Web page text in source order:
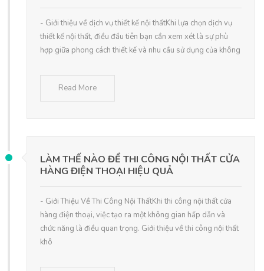
- Giới thiệu về dịch vụ thiết kế nội thấtKhi lựa chọn dịch vụ
thiết kế nội thất, điều đầu tiên bạn cần xem xét là sự phù
hợp giữa phong cách thiết kế và nhu cầu sử dụng của không
Read More
LÀM THẾ NÀO ĐỂ THI CÔNG NỘI THẤT CỬA
HÀNG ĐIỆN THOẠI HIỆU QUẢ
- Giới Thiệu Về Thi Công Nội ThấtKhi thi công nội thất cửa
hàng điện thoại, việc tạo ra một không gian hấp dẫn và
chức năng là điều quan trọng. Giới thiệu về thi công nội thất
khô